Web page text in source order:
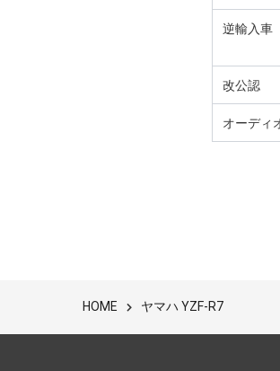
逆輸入車
改公認
オーディ
HOME ヤマハ YZF-R7